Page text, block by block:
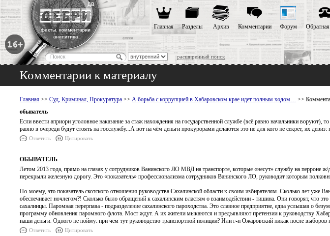
расширенный поиск
Главная Разделы Архив Комментарии Форум Обратная
Комментарии к материалу
Главная >> Суд, Криминал, Прокуратура >> А борьба с коррупцией в Хабаровском крае идет полным ходом… >>
обыватель
Если ввести априори уголовное наказание за стаж нахождения на государственной службе (всё равно начальники воруют),
равно в очереди будут стоять на госслужбу...А вот на чём деньги прокурорами делаются это не для кого не секрет, их
Ответить Цитировать
ОБЫВАТЕЛЬ
Летом 2013 года, прямо на глазах у сотрудников Ванинского ЛО МВД на транспорте, которые «несут» службу на перроне
перекрыли железную дорогу. Это «показатель» профессионализма сотрудников Ванинского ЛО, руководит которым
По-моему, это показатель скотского отношения руководства Сахалинской области к своим избирателям. Сколько лет уже
обеспечивает ночлегом?! Сколько было обращений к сахалинским властям о взаимодействии - тишина. Они говорят, что
сахалинцы. Паромная перерпава - подразделение сахалинского пароходства. Это славное предприятие, едва услышав о
программу обновления паромного флота. Мост ждут. А их жители мыкаются и предъявляют претензии к руководству
наши деньги. Одного не пойму: при чем тут руководство транспортной полиции? Или г-н Ожаровский никак после выборов
Ответить Цитировать